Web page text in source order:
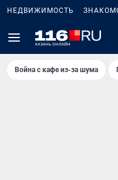
НЕДВИЖИМОСТЬ
Война с кафе из-за шума